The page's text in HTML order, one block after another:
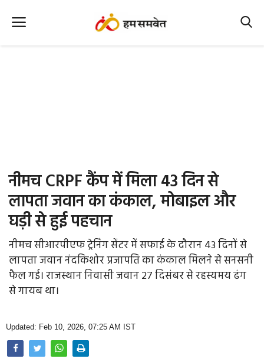
Office Office
Political Gossips
Farm & Food
Opinion
Photo Gallery
Home
नीमच CRPF कैंप में मिला 43 दिन से
लापता जवान का कंकाल, मोबाइल और
घड़ी से हुई पहचान
नीमच सीआरपीएफ ट्रेनिंग सेंटर में सफाई के दौरान 43 दिनों से
लापता जवान नंदकिशोर प्रजापति का कंकाल मिलने से सनसनी
फैल गई। राजस्थान निवासी जवान 27 दिसंबर से रहस्यमय ढंग
से गायब था।
Updated: Feb 10, 2026, 07:25 AM IST